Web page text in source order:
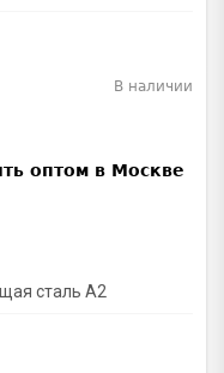
сталь A2
В наличии